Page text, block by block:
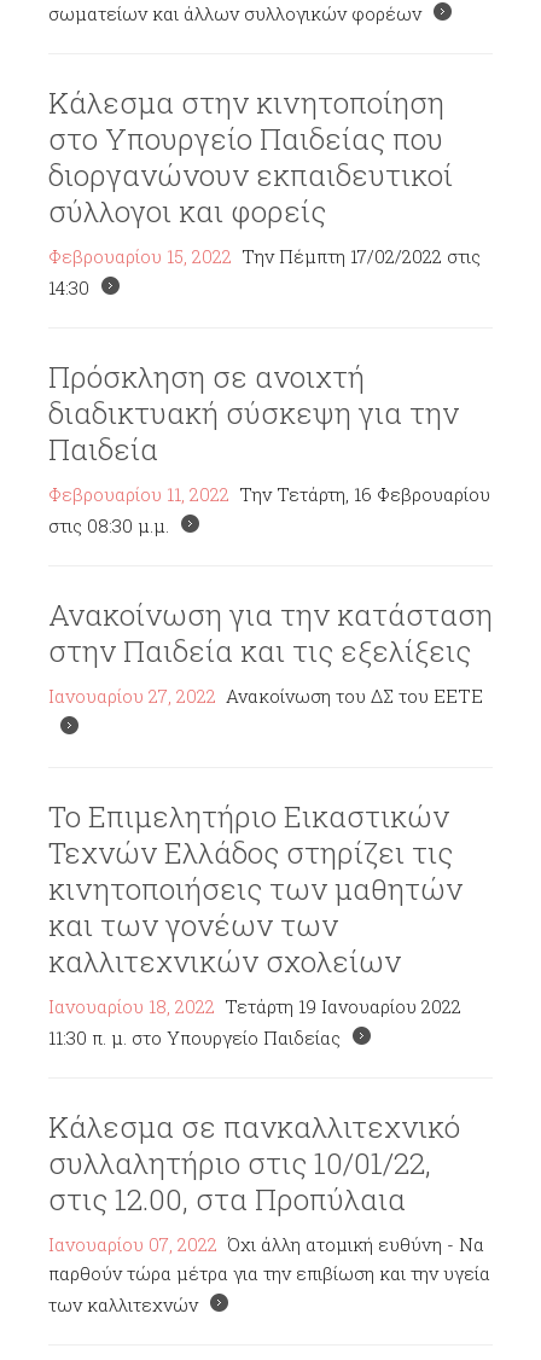
σωματείων και άλλων συλλογικών φορέων
Κάλεσμα στην κινητοποίηση
στο Υπουργείο Παιδείας που
διοργανώνουν εκπαιδευτικοί
σύλλογοι και φορείς
Φεβρουαρίου 15, 2022 Την Πέμπτη 17/02/2022 στις
14:30
Πρόσκληση σε ανοιχτή
διαδικτυακή σύσκεψη για την
Παιδεία
Φεβρουαρίου 11, 2022 Την Τετάρτη, 16 Φεβρουαρίου
στις 08:30 μ.μ.
Ανακοίνωση για την κατάσταση
στην Παιδεία και τις εξελίξεις
Ιανουαρίου 27, 2022 Ανακοίνωση του ΔΣ του ΕΕΤΕ
Το Επιμελητήριο Εικαστικών
Τεχνών Ελλάδος στηρίζει τις
κινητοποιήσεις των μαθητών
και των γονέων των
καλλιτεχνικών σχολείων
Ιανουαρίου 18, 2022 Τετάρτη 19 Ιανουαρίου 2022
11:30 π. μ. στο Υπουργείο Παιδείας
Κάλεσμα σε πανκαλλιτεχνικό
συλλαλητήριο στις 10/01/22,
στις 12.00, στα Προπύλαια
Ιανουαρίου 07, 2022 Όχι άλλη ατομική ευθύνη - Να
παρθούν τώρα μέτρα για την επιβίωση και την υγεία
των καλλιτεχνών